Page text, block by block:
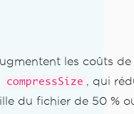
les coûts
compressSize , qui
du fichier de 50 %